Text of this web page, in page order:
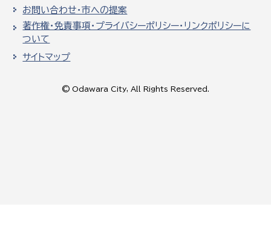
お問い合わせ・市への提案
著作権・免責事項・プライバシーポリシー・リンクポリシーに
ついて
サイトマップ
© Odawara City, All Rights Reserved.